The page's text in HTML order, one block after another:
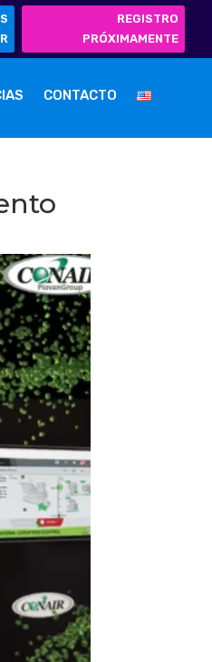
REGISTRO
PRÓXIMAMENTE
CONTACTO